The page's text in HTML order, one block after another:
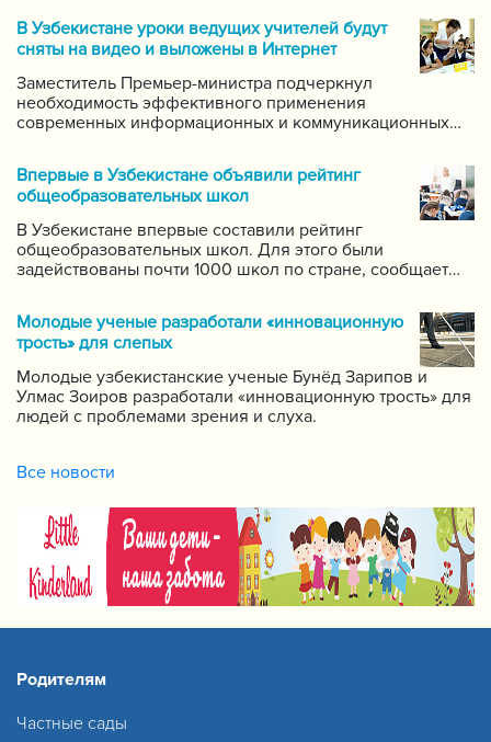
В Узбекистане уроки ведущих учителей будут
сняты на видео и выложены в Интернет
Заместитель Премьер-министра подчеркнул
необходимость эффективного применения
современных информационных и коммуникационных
систему для размещения в интернете видео-уроков
самых ведущих учителей по каждому предмету.
Впервые в Узбекистане объявили рейтинг
общеобразовательных школ
В Узбекистане впервые составили рейтинг
общеобразовательных школ. Для этого были
задействованы почти 1000 школ по стране, сообщает
за качеством образования при Кабинете Министров
Республики Узбекистан.
Молодые ученые разработали «инновационную
трость» для слепых
Молодые узбекистанские ученые Бунёд Зарипов и
Улмас Зоиров разработали «инновационную трость» для
людей с проблемами зрения и слуха.
Все новости
Родителям
Частные сады